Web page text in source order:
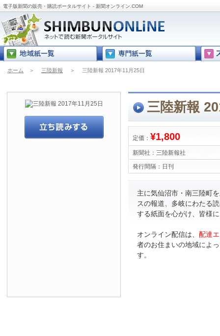
電子版新聞の販売・購読ポータルサイト - 新聞オンライン.COM
ホーム ＞ 三陸新報 ＞ 三陸新報 2017年11月25日
三陸新報
定価： ¥1,800
新聞社： 三陸新報社
発行間隔： 日刊
主に気仙沼市・南三陸町
スの報道、多岐にわたる
する紙面を心がけ、皆様
オンライン配信は、 配達
者のお住まいの地域によ
す。